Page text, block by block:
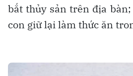
bắt thủy sản trên địa
con giữ lại làm thức ăn